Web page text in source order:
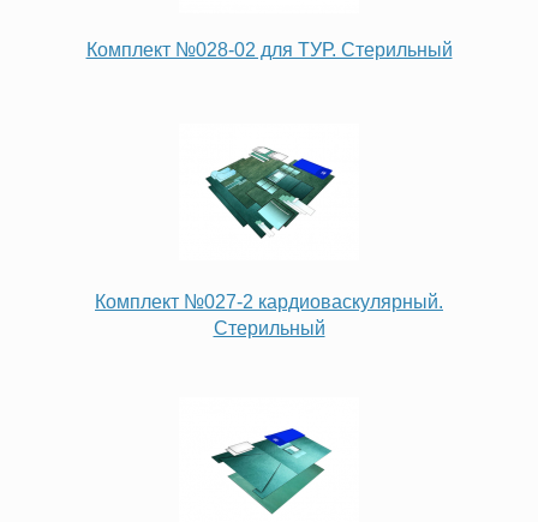
Комплект №028-02 для ТУР. Стерильный
Комплект №027-2 кардиоваскулярный.
Стерильный